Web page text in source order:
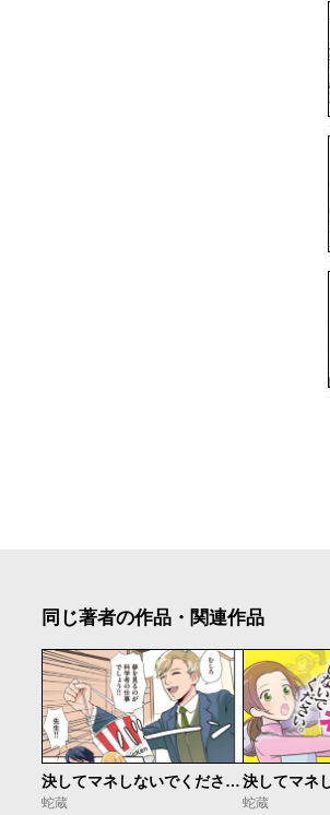
同じ著者の作品・関連作品
決してマネしないでください。【読み切り版】
蛇蔵
蛇蔵